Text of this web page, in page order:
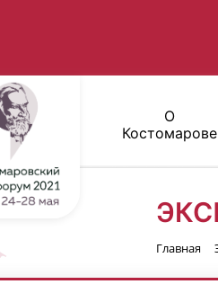
О
Костомарове
Главная